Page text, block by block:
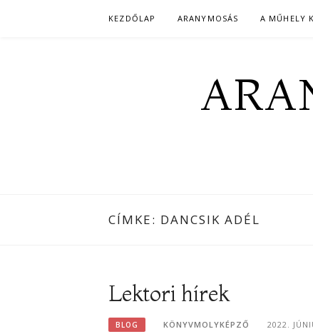
KEZDŐLAP ARANYMOSÁS A MŰHELY
CÍMKE: DANCSIK ADÉL
Lektori hírek
BLOG KÖNYVMOLYKÉPZŐ 2022.